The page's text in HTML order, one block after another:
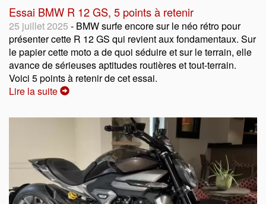
Essai BMW R 12 GS, 5 points à retenir
25 juillet 2025 - BMW surfe encore sur le néo rétro pour
présenter cette R 12 GS qui revient aux fondamentaux. Sur
le papier cette moto a de quoi séduire et sur le terrain, elle
avance de sérieuses aptitudes routières et tout-terrain.
Voici 5 points à retenir de cet essai.
Lire la suite